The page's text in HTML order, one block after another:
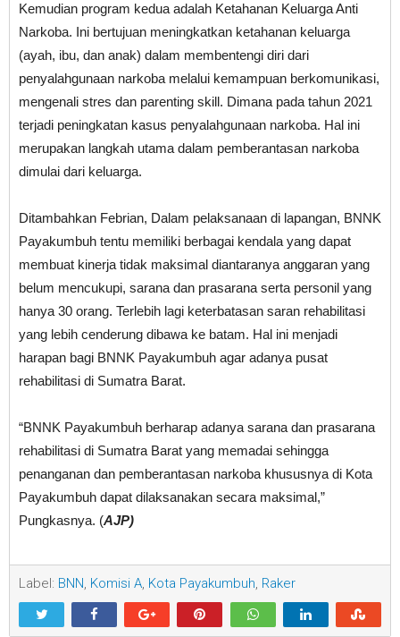
Kemudian program kedua adalah Ketahanan Keluarga Anti
Narkoba. Ini bertujuan meningkatkan ketahanan keluarga
(ayah, ibu, dan anak) dalam membentengi diri dari
penyalahgunaan narkoba melalui kemampuan berkomunikasi,
mengenali stres dan parenting skill. Dimana pada tahun 2021
terjadi peningkatan kasus penyalahgunaan narkoba. Hal ini
merupakan langkah utama dalam pemberantasan narkoba
dimulai dari keluarga.
Ditambahkan Febrian, Dalam pelaksanaan di lapangan, BNNK
Payakumbuh tentu memiliki berbagai kendala yang dapat
membuat kinerja tidak maksimal diantaranya anggaran yang
belum mencukupi, sarana dan prasarana serta personil yang
hanya 30 orang. Terlebih lagi keterbatasan saran rehabilitasi
yang lebih cenderung dibawa ke batam. Hal ini menjadi
harapan bagi BNNK Payakumbuh agar adanya pusat
rehabilitasi di Sumatra Barat.
“BNNK Payakumbuh berharap adanya sarana dan prasarana
rehabilitasi di Sumatra Barat yang memadai sehingga
penanganan dan pemberantasan narkoba khususnya di Kota
Payakumbuh dapat dilaksanakan secara maksimal,”
Pungkasnya. (AJP)
Label: BNN, Komisi A, Kota Payakumbuh, Raker